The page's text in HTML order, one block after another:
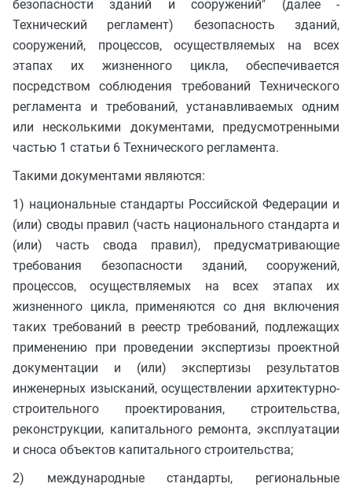
безопасности зданий и сооружений" (далее -
Технический регламент) безопасность зданий,
сооружений, процессов, осуществляемых на всех
этапах их жизненного цикла, обеспечивается
посредством соблюдения требований Технического
регламента и требований, устанавливаемых одним
или несколькими документами, предусмотренными
частью 1 статьи 6 Технического регламента.
Такими документами являются:
1) национальные стандарты Российской Федерации и
(или) своды правил (часть национального стандарта и
(или) часть свода правил), предусматривающие
требования безопасности зданий, сооружений,
процессов, осуществляемых на всех этапах их
жизненного цикла, применяются со дня включения
таких требований в реестр требований, подлежащих
применению при проведении экспертизы проектной
документации и (или) экспертизы результатов
инженерных изысканий, осуществлении архитектурно-
строительного проектирования, строительства,
реконструкции, капитального ремонта, эксплуатации
и сноса объектов капитального строительства;
2) международные стандарты, региональные